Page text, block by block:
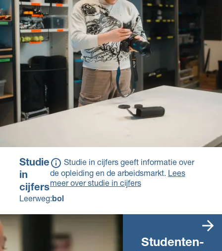
salaris.
Studie
in
cijfers
Studie in cijfers geeft informatie over
de opleiding en de arbeidsmarkt. Lees
meer over studie in cijfers
Leerweg: bol
Studenten­